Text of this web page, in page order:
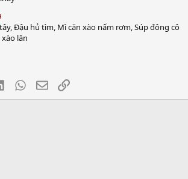
Đậu hủ tìm, Mì căn xào nấm rơm, Súp đông cô
xào lăn
LinkedInWhatsApp
EmailLink